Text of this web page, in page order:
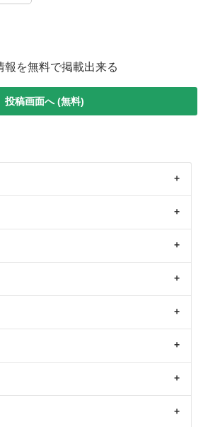
報を無料で掲載出来る
投稿画面へ (無料)